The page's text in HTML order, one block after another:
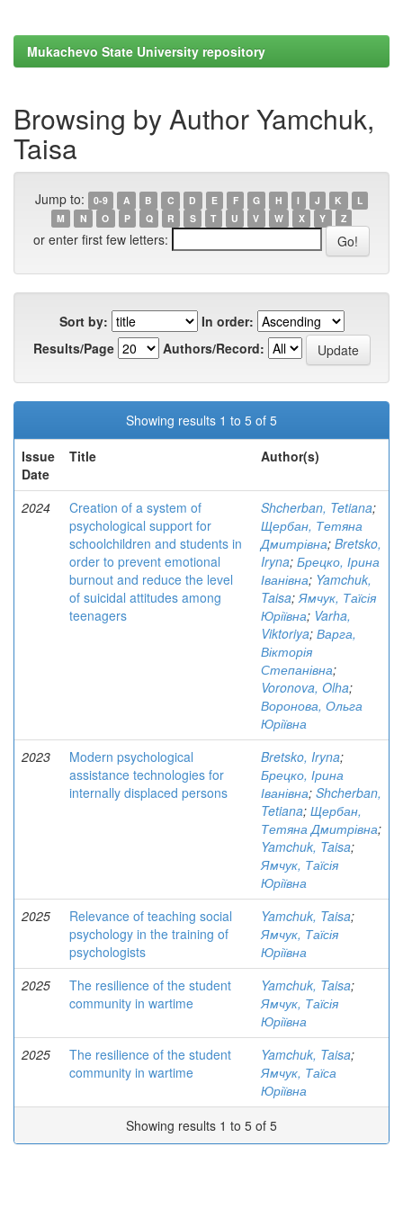
Mukachevo State University repository
Browsing by Author Yamchuk,
Taisa
Jump to: 0-9 A B C D E F G H I J K
L
M
N O P Q R S T U V W X Y Z
or enter first few letters:
Sort by:
In order:
Results/Page
Authors/Record:
Showing results 1 to 5 of 5
Issue
Date
Title Author(s)
2024
Creation of a system of
psychological support for
schoolchildren and students in
order to prevent emotional
burnout and reduce the level
of suicidal attitudes among
teenagers
Shcherban, Tetiana;
Щербан, Тетяна
Дмитрівна; Bretsko,
Iryna; Брецко, Ірина
Іванівна; Yamchuk,
Taisa;Ямчук, Таїсія
Юріївна; Varha,
Viktoriya; Варга,
Вікторія
Степанівна;
Voronova, Olha;
Воронова, Ольга
Юріївна
2023
Modern psychological
assistance technologies for
internally displaced persons
Bretsko, Iryna;
Брецко, Ірина
Іванівна; Shcherban,
Tetiana; Щербан,
Тетяна Дмитрівна;
Yamchuk, Taisa;
Ямчук, Таїсія
Юріївна
2025
Relevance of teaching social
psychology in the training of
psychologists
Yamchuk, Taisa;
Ямчук, Таїсія
Юріївна
2025
The resilience of the student
community in wartime
Yamchuk, Taisa;
Ямчук, Таїсія
Юріївна
2025
The resilience of the student
community in wartime
Yamchuk, Taisa;
Ямчук, Таїса
Юріївна
Showing results 1 to 5 of 5